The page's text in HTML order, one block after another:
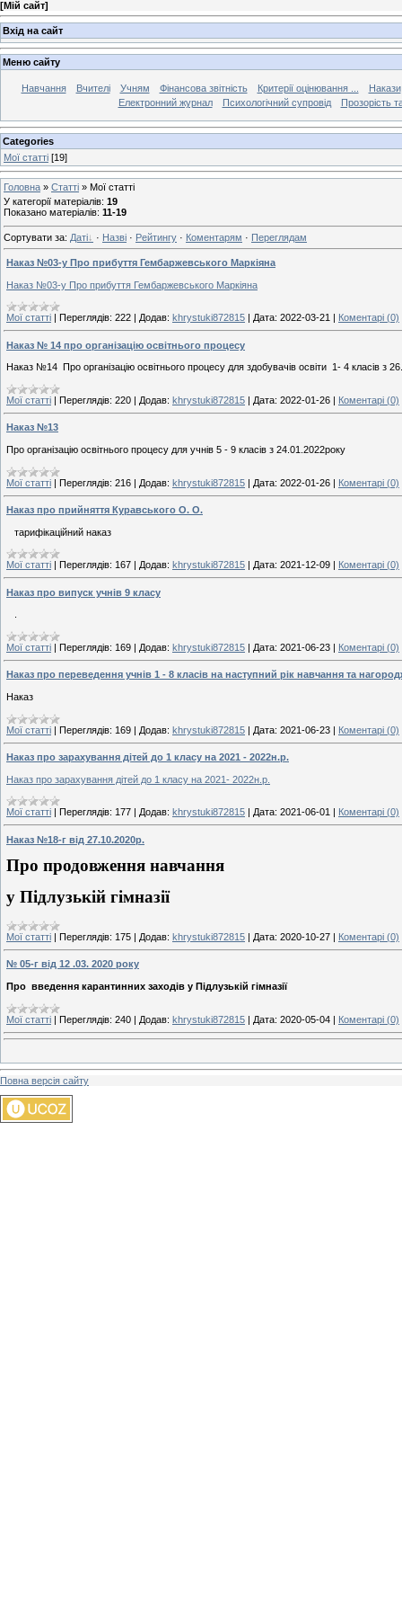
[Мій сайт]
Вхід на сайт
Меню сайту
Навчання Вчителі Учням Фінансова звітність Критерії оцінювання ...
Накази
Електронний журнал
Психологічний супровід Прозорість
Categories
Мої статті [19]
Головна » Статті » Мої статті
У категорії матеріалів: 19
Показано матеріалів: 11-19
Сортувати за: Даті · Назві · Рейтингу · Коментарям · Переглядам
Наказ №03-у Про прибуття Гембаржевського Маркіяна
Наказ №03-у Про прибуття Гембаржевського Маркіяна
Мої статті Переглядів: 222 Додав: khrystuki872815 Дата: 2022-03-21 Коментарі (0)
Наказ № 14 про організацію освітнього процесу
Наказ №14 Про організацію освітнього процесу для здобувачів освіти 1- 4 класів з
Мої статті | Переглядів: 220 | Додав: khrystuki872815 | Дата: 2022-01-26 | Коментарі (0)
Наказ №13
Про організацію освітнього процесу для учнів 5 - 9 класів з 24.01.2022року
Мої статті | Переглядів: 216 | Додав: khrystuki872815 | Дата: 2022-01-26 | Коментарі (0)
Наказ про прийняття Куравського О. О.
тарифікаційний наказ
Мої статті Переглядів: 167 Додав: khrystuki872815 Дата: 2021-12-09 Коментарі (0)
Наказ про випуск учнів 9 класу
Мої статті | Переглядів: 169 | Додав: khrystuki872815 | Дата: 2021-06-23 | Коментарі (0)
Наказ про переведення учнів 1 - 8 класів на наступний рік навчання та
Наказ
Мої статті | Переглядів: 169 | Додав: khrystuki872815 | Дата: 2021-06-23 | Коментарі (0)
Наказ про зарахування дітей до 1 класу на 2021 - 2022н.р.
Наказ про зарахування дітей до 1 класу на 2021- 2022н.р.
Мої статті | Переглядів: 177 | Додав: khrystuki872815 | Дата: 2021-06-01 | Коментарі (0)
Наказ №18-г від 27.10.2020р.
Про продовження навчання
у Підлузькій гімназії
Мої статті | Переглядів: 175 | Додав: khrystuki872815 | Дата: 2020-10-27 | Коментарі (0)
№ 05-г від 12 .03. 2020 року
Про введення карантинних заходів у Підлузькій гімназії
Мої статті | Переглядів: 240 | Додав: khrystuki872815 | Дата: 2020-05-04 | Коментарі (0)
Повна версія сайту